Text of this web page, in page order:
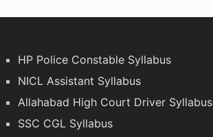
HP Police Constable Syllabus
NICL Assistant Syllabus
Allahabad High Court Driver Syllabus
SSC CGL Syllabus